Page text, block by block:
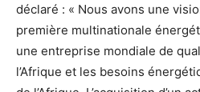
déclaré : « Nous avons une
première multinationale
une entreprise mondiale de
l’Afrique et les besoins